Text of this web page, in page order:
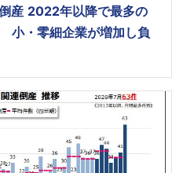
産 2022年以降で最多の
・零細企業が増加し負